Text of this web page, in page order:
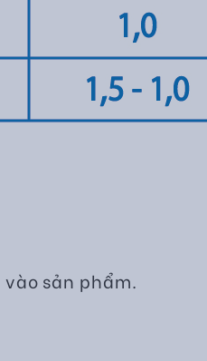
sản phẩm.